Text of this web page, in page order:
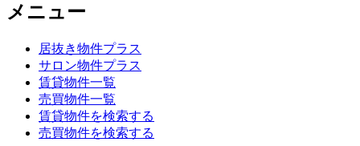
メニュー
居抜き物件プラス
サロン物件プラス
賃貸物件一覧
売買物件一覧
賃貸物件を検索する
売買物件を検索する